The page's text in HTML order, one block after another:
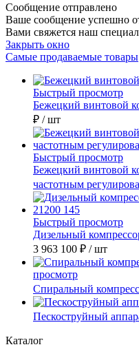
Сообщение отправлено
Ваше сообщение успешно
Вами свяжется наш
Закрыть окно
Самые продаваемые товары
Быстрый просмотр
Бежецкий винтовой
₽ / шт
Быстрый просмотр
Бежецкий винтовой
частотным
Быстрый просмотр
Дизельный
3 963 100 ₽ / шт
просмотр
Спиральный
Пескоструйный
Каталог